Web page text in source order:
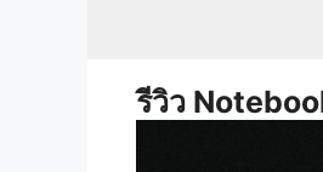
รีวิว